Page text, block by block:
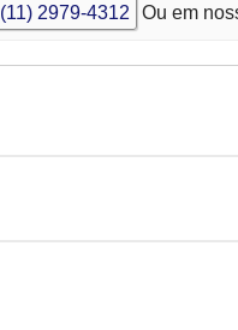
(11) 2979-4312 Ou em